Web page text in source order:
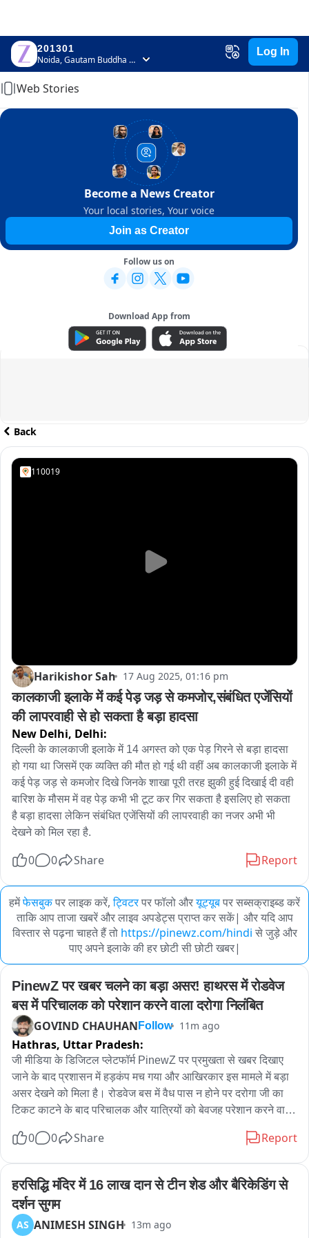
201301
Noida, Gautam Buddha Nagar, Uttar Pradesh
Log In
Home
Web Stories
Become a News Creator
Your local stories, Your voice
Join as Creator
Follow us on
Download App from
ADVERTISEMENT
Back
110019
Harikishor Sah 17 Aug 2025, 01:16 pm
कालकाजी इलाके में कई पेड़ जड़ से कमजोर,संबंधित एजेंसियों
की लापरवाही से हो सकता है बड़ा हादसा
New Delhi, Delhi:
दिल्ली के कालकाजी इलाके में 14 अगस्त को एक पेड़ गिरने से बड़ा हादसा
हो गया था जिसमें एक व्यक्ति की मौत हो गई थी वहीं अब कालकाजी इलाके में
कई पेड़ जड़ से कमजोर दिखे जिनके शाखा पूरी तरह झुकी हुई दिखाई दी वही
बारिश के मौसम में वह पेड़ कभी भी टूट कर गिर सकता है इसलिए हो सकता
है बड़ा हादसा लेकिन संबंधित एजेंसियों की लापरवाही का नजर अभी भी
देखने को मिल रहा है.
0 0 Share Report
हमेंफेसबुकपर लाइक करें, ट्विटरपर फॉलो औरयूट्यूबपर सब्सक्राइब्ड करें
ताकि आप ताजा खबरें और लाइव अपडेट्स प्राप्त कर सकें| और यदि आप
विस्तार से पढ़ना चाहते हैं तो https://pinewz.com/hindi से जुड़े और
पाए अपने इलाके की हर छोटी सी छोटी खबर|
PinewZ पर खबर चलने का बड़ा असर! हाथरस में रोडवेज
बस में परिचालक को परेशान करने वाला दरोगा निलंबित
GOVIND CHAUHAN Follow 11m ago
Hathras, Uttar Pradesh:
जी मीडिया के डिजिटल प्लेटफॉर्म PinewZ पर प्रमुखता से खबर दिखाए
जाने के बाद प्रशासन में हड़कंप मच गया और आखिरकार इस मामले में बड़ा
असर देखने को मिला है। रोडवेज बस में वैध पास न होने पर दरोगा जी का
टिकट काटने के बाद परिचालक और यात्रियों को बेवजह परेशान करने वाले
पर प्रसारित हुई, सोशल मीडिया से लेकर प्रशासनिक गलियारों तक हलचल
एक्शन लेते हुए आरोपी दरोगा को निलंबित कर दिया है। आगरा से हाथरस आ
रही रोडवेज बस में एक दरोगा जी ने ऐसा पास दिखाया जो बसों में वैध नहीं
था। नियम के तहत जब परिचालक लोकेंद्र कुमार ने दरोगा जी का टिकट
काट दिया, तो गुस्साए दरोगा ने अपनी धौंस जमाते हुए बस को सासनी थाने
0 0 Share Report
हरसिद्धि मंदिर में 16 लाख दान से टीन शेड और बैरिकेडिंग से
दर्शन सुगम
AS ANIMESH SINGH 13m ago